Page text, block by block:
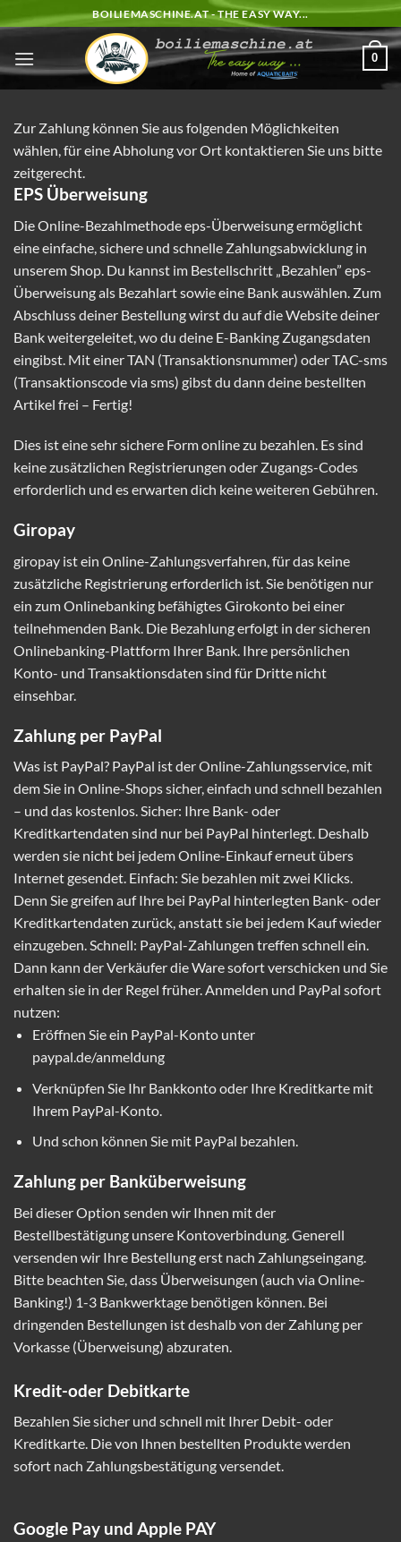
Inhalt
springen
BOILIEMASCHINE.AT - THE EASY WAY...
0
Zur Zahlung können Sie aus folgenden Möglichkeiten
wählen, für eine Abholung vor Ort kontaktieren Sie uns bitte
zeitgerecht.
EPS Überweisung
Die Online-Bezahlmethode eps-Überweisung ermöglicht
eine einfache, sichere und schnelle Zahlungsabwicklung in
unserem Shop. Du kannst im Bestellschritt „Bezahlen” eps-
Überweisung als Bezahlart sowie eine Bank auswählen. Zum
Abschluss deiner Bestellung wirst du auf die Website deiner
Bank weitergeleitet, wo du deine E-Banking Zugangsdaten
eingibst. Mit einer TAN (Transaktionsnummer) oder TAC-sms
(Transaktionscode via sms) gibst du dann deine bestellten
Artikel frei – Fertig!
Dies ist eine sehr sichere Form online zu bezahlen. Es sind
keine zusätzlichen Registrierungen oder Zugangs-Codes
erforderlich und es erwarten dich keine weiteren Gebühren.
Giropay
giropay ist ein Online-Zahlungsverfahren, für das keine
zusätzliche Registrierung erforderlich ist. Sie benötigen nur
ein zum Onlinebanking befähigtes Girokonto bei einer
teilnehmenden Bank. Die Bezahlung erfolgt in der sicheren
Onlinebanking-Plattform Ihrer Bank. Ihre persönlichen
Konto- und Transaktionsdaten sind für Dritte nicht
einsehbar.
Zahlung per PayPal
Was ist PayPal? PayPal ist der Online-Zahlungsservice, mit
dem Sie in Online-Shops sicher, einfach und schnell bezahlen
– und das kostenlos. Sicher: Ihre Bank- oder
Kreditkartendaten sind nur bei PayPal hinterlegt. Deshalb
werden sie nicht bei jedem Online-Einkauf erneut übers
Internet gesendet. Einfach: Sie bezahlen mit zwei Klicks.
Denn Sie greifen auf Ihre bei PayPal hinterlegten Bank- oder
Kreditkartendaten zurück, anstatt sie bei jedem Kauf wieder
einzugeben. Schnell: PayPal-Zahlungen treffen schnell ein.
Dann kann der Verkäufer die Ware sofort verschicken und Sie
erhalten sie in der Regel früher. Anmelden und PayPal sofort
nutzen:
Eröffnen Sie ein PayPal-Konto unter
paypal.de/anmeldung
Verknüpfen Sie Ihr Bankkonto oder Ihre Kreditkarte mit
Ihrem PayPal-Konto.
Und schon können Sie mit PayPal bezahlen.
Zahlung per Banküberweisung
Bei dieser Option senden wir Ihnen mit der
Bestellbestätigung unsere Kontoverbindung. Generell
versenden wir Ihre Bestellung erst nach Zahlungseingang.
Bitte beachten Sie, dass Überweisungen (auch via Online-
Banking!) 1-3 Bankwerktage benötigen können. Bei
dringenden Bestellungen ist deshalb von der Zahlung per
Vorkasse (Überweisung) abzuraten.
Kredit-oder Debitkarte
Bezahlen Sie sicher und schnell mit Ihrer Debit- oder
Kreditkarte. Die von Ihnen bestellten Produkte werden
sofort nach Zahlungsbestätigung versendet.
Google Pay und Apple PAY